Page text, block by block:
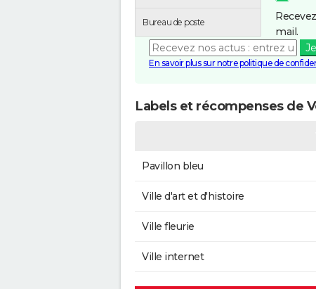
Bureau de poste
mail.
En savoir plus sur notre politique de
Labels et récompenses de
Pavillon bleu
Ville d'art et d'histoire
Ville fleurie
Ville internet